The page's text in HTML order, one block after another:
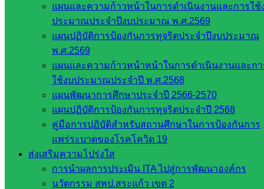
แผนและความก้าวหน้าในการดำเนินงานและการใช้
ประมาณประจำปีงบประมาณ พ.ศ.2569
แผนปฏิบัติการป้องกันการทุจริตประจำปีงบประมาณ
พ.ศ.2569
แผนและความก้าวหน้าหน้าในการดำเนินงานและก
ใช้งบประมาณประจำปี พ.ศ.2568
แผนพัฒนาการศึกษาประจำปี 2566-2570
แผนปฏิบัติการป้องกันการทุจริตประจำปี 2568
คู่มือการปฏิบัติสำหรับสถานศึกษาในการป้องกันการ
แพร่ระบาดของโรคโควิด 19
ส่งเสริมความโปร่งใส
การนำผลการประเมิน ITA ไปสู่การพัฒนาองค์กร
นวัตกรรม สพป.สระแก้ว เขต 2
Post Views: 301
ส่งเสริมการจัดการศึกษา